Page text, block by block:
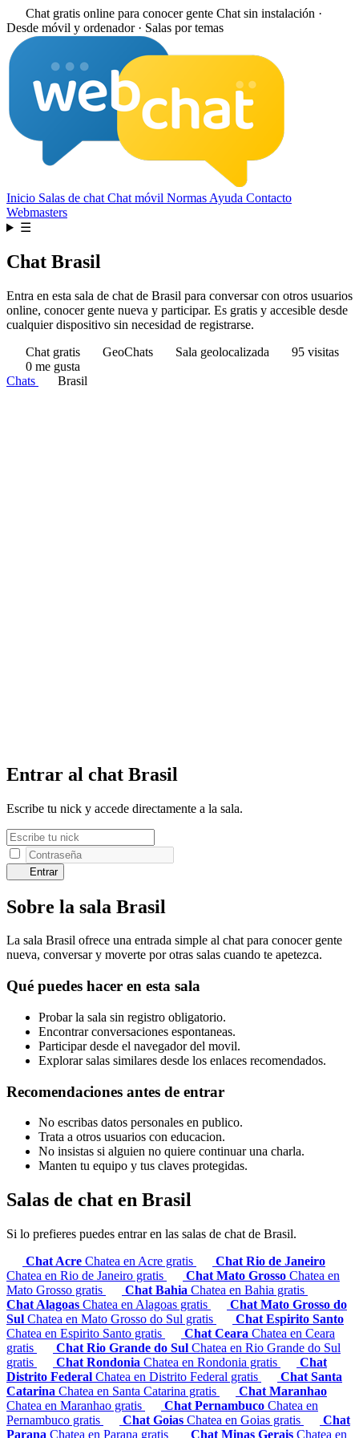
Chat gratis online para conocer gente Chat sin instalación ·
Desde móvil y ordenador · Salas por temas
Inicio Salas de chat Chat móvil Normas Ayuda Contacto
Webmasters
☰
Chat Brasil
Entra en esta sala de chat de Brasil para conversar con otros usuarios
online, conocer gente nueva y participar. Es gratis y accesible desde
cualquier dispositivo sin necesidad de registrarse.
Chat gratis
GeoChats Sala geolocalizada
95 visitas
0 me gusta
Chats
Brasil
Entrar al chat Brasil
Escribe tu nick y accede directamente a la sala.
Entrar
Sobre la sala Brasil
La sala Brasil ofrece una entrada simple al chat para conocer gente
nueva, conversar y moverte por otras salas cuando te apetezca.
Qué puedes hacer en esta sala
Probar la sala sin registro obligatorio.
Encontrar conversaciones espontaneas.
Participar desde el navegador del movil.
Explorar salas similares desde los enlaces recomendados.
Recomendaciones antes de entrar
No escribas datos personales en publico.
Trata a otros usuarios con educacion.
No insistas si alguien no quiere continuar una charla.
Manten tu equipo y tus claves protegidas.
Salas de chat en Brasil
Si lo prefieres puedes entrar en las salas de chat de Brasil.
Chat Acre Chatea en Acre gratis
Chat Rio de Janeiro
Chatea en Rio de Janeiro gratis
Chat Mato Grosso Chatea en
Mato Grosso gratis
Chat Bahia Chatea en Bahia gratis
Chat Alagoas Chatea en Alagoas gratis
Chat Mato Grosso do
Sul Chatea en Mato Grosso do Sul gratis
Chat Espirito Santo
Chatea en Espirito Santo gratis
Chat Ceara Chatea en Ceara
gratis
Chat Rio Grande do Sul Chatea en Rio Grande do Sul
gratis
Chat Rondonia Chatea en Rondonia gratis
Chat
Distrito Federal Chatea en Distrito Federal gratis
Chat Santa
Catarina Chatea en Santa Catarina gratis
Chat Maranhao
Chatea en Maranhao gratis
Chat Pernambuco Chatea en
Pernambuco gratis
Chat Goias Chatea en Goias gratis
Chat
Parana Chatea en Parana gratis Chat Minas Gerais Chatea en